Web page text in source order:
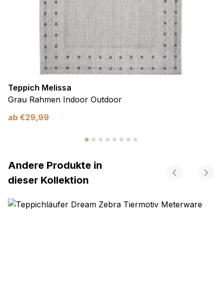
Teppich Melissa
Grau Rahmen Indoor Outdoor
ab €29,99
Andere Produkte in
dieser Kollektion